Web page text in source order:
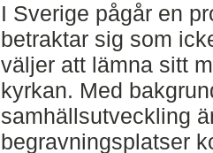
I Sverige pågår en
betraktar sig som
väljer att lämna sitt
kyrkan. Med
samhällsutveckling
begravningsplatser